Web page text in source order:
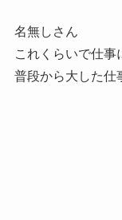
名無しさん
これくらいで仕事
普段から大した仕